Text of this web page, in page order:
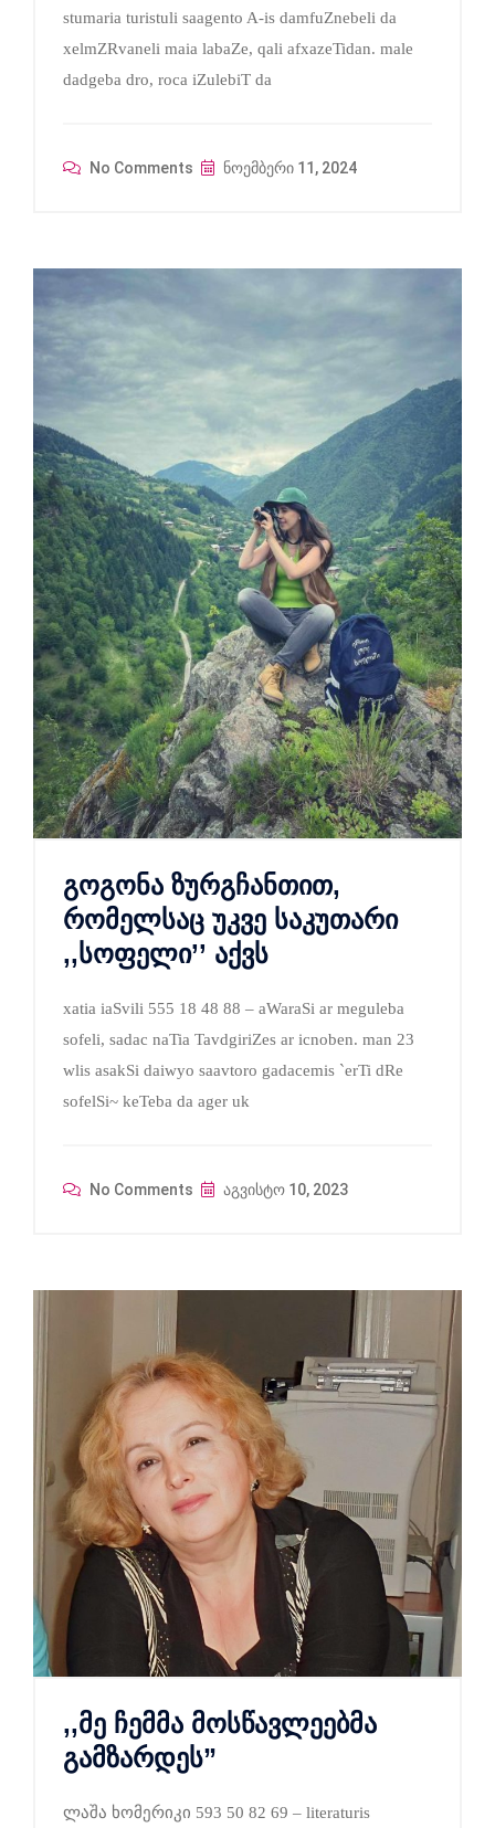
stumaria turistuli saagento A-is damfuZnebeli da
xelmZRvaneli maia labaZe, qali afxazeTidan. male
dadgeba dro, roca iZulebiT da
No Comments ნოემბერი 11, 2024
გოგონა ზურგჩანთით,
რომელსაც უკვე საკუთარი
,,სოფელი’’ აქვს
xatia iaSvili 555 18 48 88 – aWaraSi ar meguleba
sofeli, sadac naTia TavdgiriZes ar icnoben. man 23
wlis asakSi daiwyo saavtoro gadacemis `erTi dRe
sofelSi~ keTeba da ager uk
No Comments აგვისტო 10, 2023
,,მე ჩემმა მოსწავლეებმა
გამზარდეს”
ლაშა ხომერიკი 593 50 82 69 – literaturis